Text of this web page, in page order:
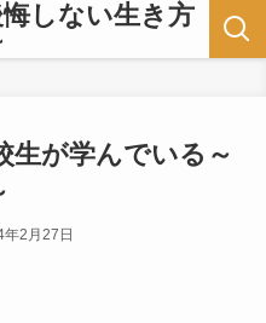
しない生き方
生が学んでいる～
2月27日